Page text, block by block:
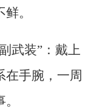
。
武装”：戴上
在手腕，一周